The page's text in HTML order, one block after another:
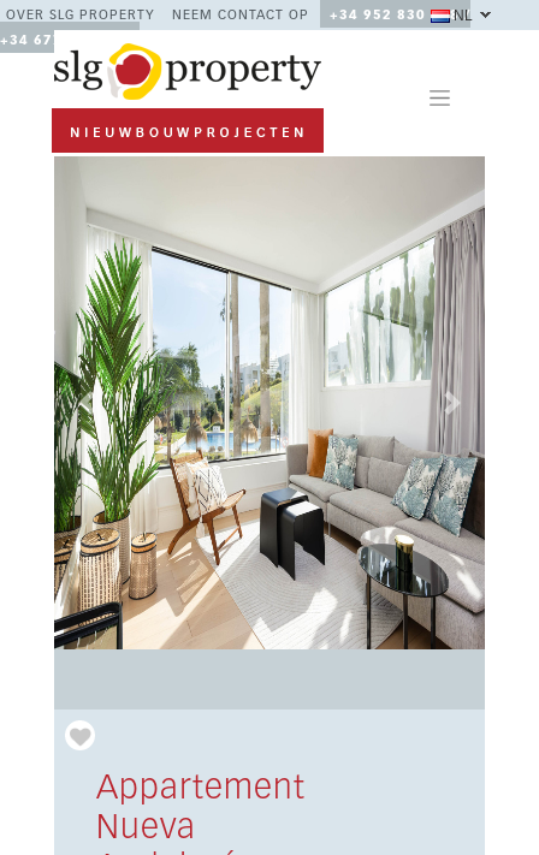
OVER SLG PROPERTY NEEM CONTACT OP
+34 952 830 378 /
+34 677 670 480
NL
Previous Next
Appartement
Nueva